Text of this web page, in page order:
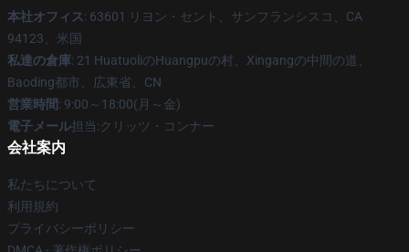
本社オフィス: 63601 リヨン・セント、サンフランシスコ、CA
94123、米国
私達の倉庫: 21 HuatuoliのHuangpuの村、Xingangの中間の道、
Baoding都市、広東省、CN
営業時間: 9:00～18:00(月～金)
電子メール担当:クリッツ・コンナー
会社案内
私たちについて
利用規約
プライバシーポリシー